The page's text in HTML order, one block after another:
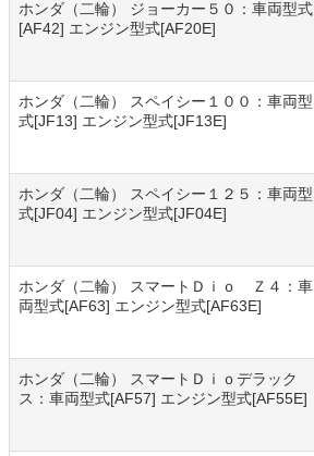
ホンダ（二輪） ジョーカー５０：車両型式
[AF42] エンジン型式[AF20E]
ホンダ（二輪） スペイシー１００：車両型
式[JF13] エンジン型式[JF13E]
ホンダ（二輪） スペイシー１２５：車両型
式[JF04] エンジン型式[JF04E]
ホンダ（二輪） スマートＤｉｏ Ｚ４：車
両型式[AF63] エンジン型式[AF63E]
ホンダ（二輪） スマートＤｉｏデラック
ス：車両型式[AF57] エンジン型式[AF55E]